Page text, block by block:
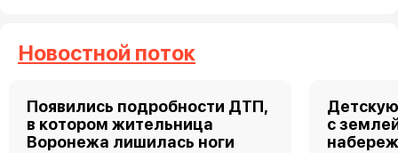
Новостной поток
Появились подробности ДТП,
в котором жительница
Воронежа лишилась ноги
с